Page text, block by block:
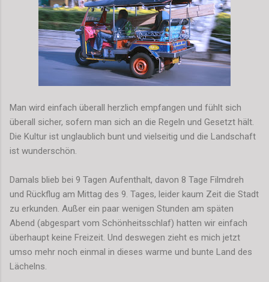
Man wird einfach überall herzlich empfangen und fühlt sich
überall sicher, sofern man sich an die Regeln und Gesetzt hält.
Die Kultur ist unglaublich bunt und vielseitig und die Landschaft
ist wunderschön.
Damals blieb bei 9 Tagen Aufenthalt, davon 8 Tage Filmdreh
und Rückflug am Mittag des 9. Tages, leider kaum Zeit die Stadt
zu erkunden. Außer ein paar wenigen Stunden am späten
Abend (abgespart vom Schönheitsschlaf) hatten wir einfach
überhaupt keine Freizeit. Und deswegen zieht es mich jetzt
umso mehr noch einmal in dieses warme und bunte Land des
Lächelns.